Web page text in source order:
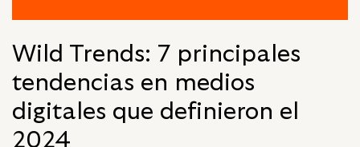
Wild Trends: 7 principales
tendencias en medios
digitales que definieron el
2024